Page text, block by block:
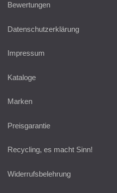
Bewertungen
Datenschutzerklärung
Impressum
Kataloge
Marken
Preisgarantie
Recycling, es macht Sinn!
Widerrufsbelehrung